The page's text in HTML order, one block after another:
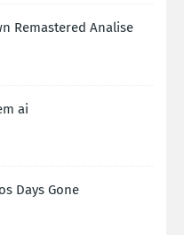
Remastered Analise
ai
Days Gone